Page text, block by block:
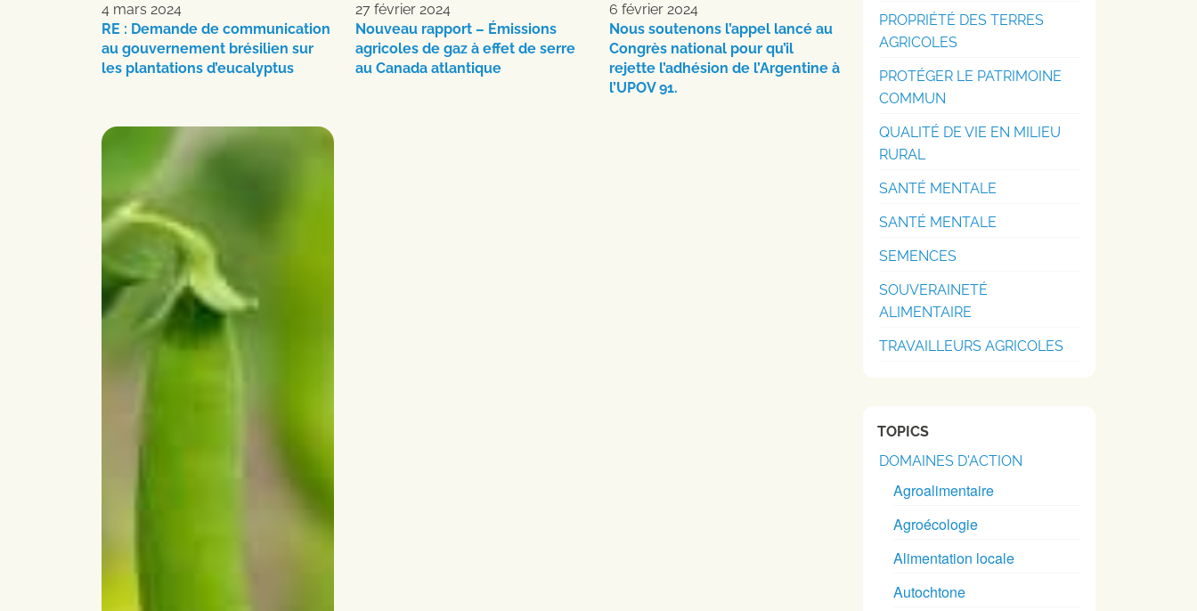
4 mars 2024
RE : Demande de communication
au gouvernement brésilien sur
les plantations d’eucalyptus
27 février 2024
Nouveau rapport – Émissions
agricoles de gaz à effet de serre
au Canada atlantique
6 février 2024
Nous soutenons l’appel lancé au
Congrès national pour qu’il
rejette l’adhésion de l’Argentine à
l’UPOV 91.
PROPRIÉTÉ DES TERRES
AGRICOLES
PROTÉGER LE PATRIMOINE
COMMUN
QUALITÉ DE VIE EN MILIEU
RURAL
SANTÉ MENTALE
SANTÉ MENTALE
SEMENCES
SOUVERAINETÉ
ALIMENTAIRE
TRAVAILLEURS AGRICOLES
TOPICS
DOMAINES D'ACTION
Agroalimentaire
Agroécologie
Alimentation locale
Autochtone